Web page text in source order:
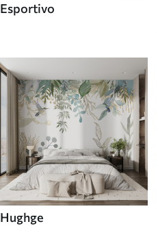
Esportivo
Hughge